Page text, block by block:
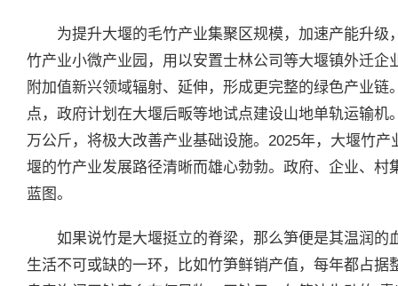
为提升大堰的毛竹产业集聚区规模，加速产能升
竹产业小微产业园，用以安置士林公司等大堰镇外迁
附加值新兴领域辐射、延伸，形成更完整的绿色产业
点，政府计划在大堰后畈等地试点建设山地单轨运输
万公斤，将极大改善产业基础设施。2025年，大堰竹
堰的竹产业发展路径清晰而雄心勃勃。政府、企业、
蓝图。
如果说竹是大堰挺立的脊梁，那么笋便是其温润
生活不可或缺的一环，比如竹笋鲜销产值，每年都占